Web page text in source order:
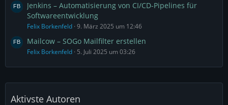
Jenkins – Automatisierung von CI/CD-Pipelines für
Softwareentwicklung
Felix Borkenfeld 9. März 2025 um 12:46
Mailcow – SOGo Mailfilter erstellen
Felix Borkenfeld 5. Juli 2025 um 03:26
Aktivste Autoren